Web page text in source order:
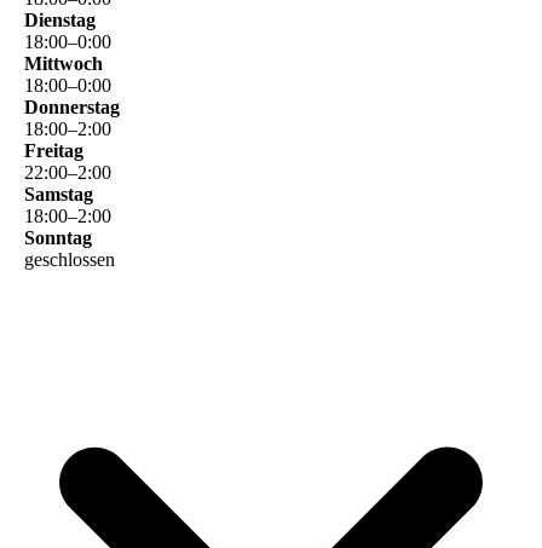
Dienstag
18:00–0:00
Mittwoch
18:00–0:00
Donnerstag
18:00–2:00
Freitag
22:00–2:00
Samstag
18:00–2:00
Sonntag
geschlossen